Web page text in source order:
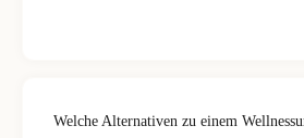
Welche Alternativen zu einem